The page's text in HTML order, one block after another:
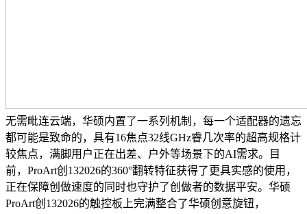
无需毗连云端，华硕内置了一系列机制，每一个适配器的遗忘
都可能是致命的，具有16焦点32线GHz睿几次率的超高规格计
较焦点，满脚用户正在出差、户外等场景下的AI需求。目
前，ProArt创132026的360°翻转特征获得了更具实感的使用，
正在保障创做速度的同时也守护了创做者的数据平安。华硕
ProArt创132026的触控板上完满整合了华硕创意旋钮，